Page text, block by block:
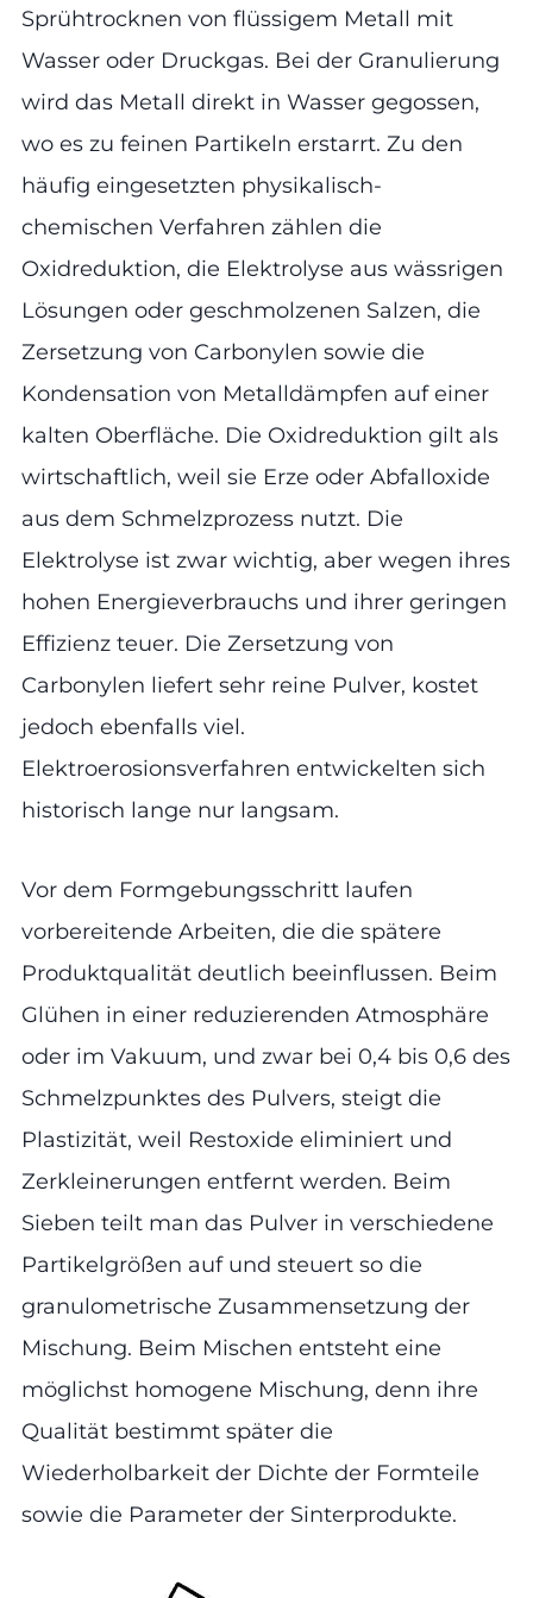
Sprühtrocknen von flüssigem Metall mit
Wasser oder Druckgas. Bei der Granulierung
wird das Metall direkt in Wasser gegossen,
wo es zu feinen Partikeln erstarrt. Zu den
häufig eingesetzten physikalisch-
chemischen Verfahren zählen die
Oxidreduktion, die Elektrolyse aus wässrigen
Lösungen oder geschmolzenen Salzen, die
Zersetzung von Carbonylen sowie die
Kondensation von Metalldämpfen auf einer
kalten Oberfläche. Die Oxidreduktion gilt als
wirtschaftlich, weil sie Erze oder Abfalloxide
aus dem Schmelzprozess nutzt. Die
Elektrolyse ist zwar wichtig, aber wegen ihres
hohen Energieverbrauchs und ihrer geringen
Effizienz teuer. Die Zersetzung von
Carbonylen liefert sehr reine Pulver, kostet
jedoch ebenfalls viel.
Elektroerosionsverfahren entwickelten sich
historisch lange nur langsam.
Vor dem Formgebungsschritt laufen
vorbereitende Arbeiten, die die spätere
Produktqualität deutlich beeinflussen. Beim
Glühen in einer reduzierenden Atmosphäre
oder im Vakuum, und zwar bei 0,4 bis 0,6 des
Schmelzpunktes des Pulvers, steigt die
Plastizität, weil Restoxide eliminiert und
Zerkleinerungen entfernt werden. Beim
Sieben teilt man das Pulver in verschiedene
Partikelgrößen auf und steuert so die
granulometrische Zusammensetzung der
Mischung. Beim Mischen entsteht eine
möglichst homogene Mischung, denn ihre
Qualität bestimmt später die
Wiederholbarkeit der Dichte der Formteile
sowie die Parameter der Sinterprodukte.